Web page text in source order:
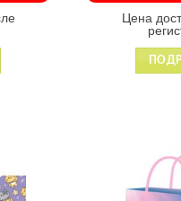
Цена